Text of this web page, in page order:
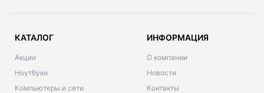
КАТАЛОГ
Акции
Ноутбуки
Компьютеры и сети
ИНФОРМАЦИЯ
О компании
Новости
Контакты